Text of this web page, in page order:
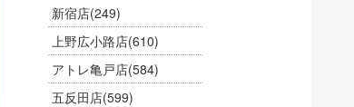
新宿店(249)
上野広小路店(610)
アトレ亀戸店(584)
五反田店(599)